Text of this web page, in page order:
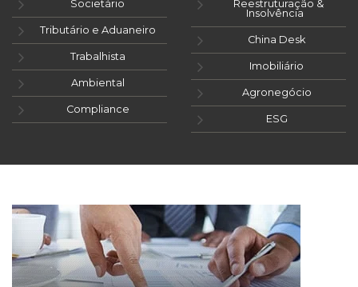
Societário
Tributário e Aduaneiro
Trabalhista
Ambiental
Compliance
Reestruturação &
Insolvência
China Desk
Imobiliário
Agronegócio
ESG